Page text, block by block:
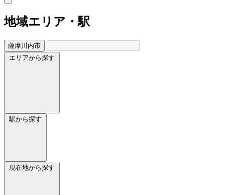
地域エリア・駅
薩摩川内市
エリアから探す
駅から探す
現在地から探す